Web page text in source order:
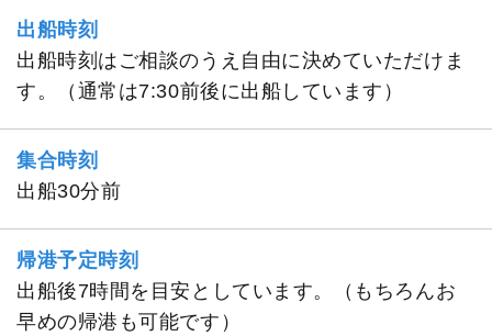
出船時刻
出船時刻はご相談のうえ自由に決めていただけま
す。（通常は7:30前後に出船しています）
集合時刻
出船30分前
帰港予定時刻
出船後7時間を目安としています。（もちろんお
早めの帰港も可能です）